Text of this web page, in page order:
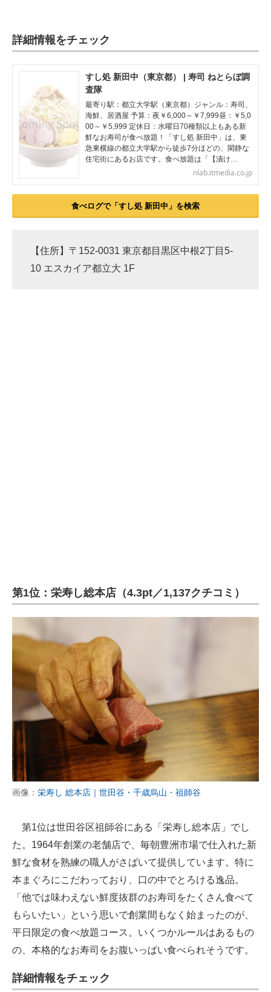
詳細情報をチェック
すし処 新田中（東京都） | 寿司 ねとらぼ調
査隊
最寄り駅：都立大学駅（東京都）ジャンル：寿司、
海鮮、居酒屋 予算：夜￥6,000～￥7,999昼：￥5,0
00～￥5,999 定休日：水曜日70種類以上もある新
鮮なお寿司が食べ放題！「すし処 新田中」は、東
急東横線の都立大学駅から徒歩7分ほどの、閑静な
住宅街にあるお店です。食べ放題は「【漬け…
nlab.itmedia.co.jp
食べログで「すし処 新田中」を検索
【住所】〒152-0031 東京都目黒区中根2丁目5-
10 エスカイア都立大 1F
第1位：栄寿し総本店（4.3pt／1,137クチコミ）
画像： 栄寿し 総本店｜世田谷・千歳烏山・祖師谷
第1位は世田谷区祖師谷にある「栄寿し総本店」でし
た。1964年創業の老舗店で、毎朝豊洲市場で仕入れた新
鮮な食材を熟練の職人がさばいて提供しています。特に
本まぐろにこだわっており、口の中でとろける逸品。
「他では味わえない鮮度抜群のお寿司をたくさん食べて
もらいたい」という思いで創業間もなく始まったのが、
平日限定の食べ放題コース。いくつかルールはあるもの
の、本格的なお寿司をお腹いっぱい食べられそうです。
詳細情報をチェック